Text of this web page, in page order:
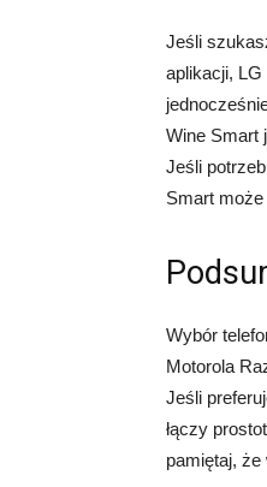
Jeśli
aplikacji,
Wine Smart
Jeśli
Smart
Wybór
Motorola
Jeśli
łączy
pamiętaj, że